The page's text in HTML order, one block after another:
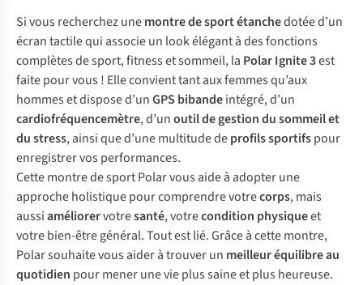
Si vous recherchez unemontre de sport étanchedotée d’un
écran tactile qui associe un look élégant à des fonctions
complètes de sport, fitness et sommeil, la Polar Ignite 3est
faite pour vous ! Elle convient tant aux femmes qu’aux
hommes et dispose d’unGPS bibandeintégré, d’un
cardiofréquencemètre, d’unoutil de gestion du sommeil et
du stress, ainsi que d’une multitude deprofils sportifspour
enregistrer vos performances.
Cette montre de sport Polar vous aide à adopter une
approche holistique pour comprendre votrecorps, mais
aussiaméliorervotresanté, votrecondition physiqueet
votre bien-être général. Tout est lié. Grâce à cette montre,
Polar souhaite vous aider à trouver un meilleur équilibre au
quotidien pour mener une vie plus saine et plus heureuse.